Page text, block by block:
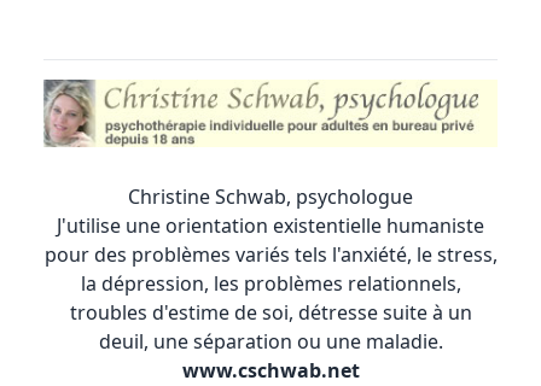
Christine Schwab, psychologue
J'utilise une orientation existentielle humaniste
pour des problèmes variés tels l'anxiété, le stress,
la dépression, les problèmes relationnels,
troubles d'estime de soi, détresse suite à un
deuil, une séparation ou une maladie.
www.cschwab.net